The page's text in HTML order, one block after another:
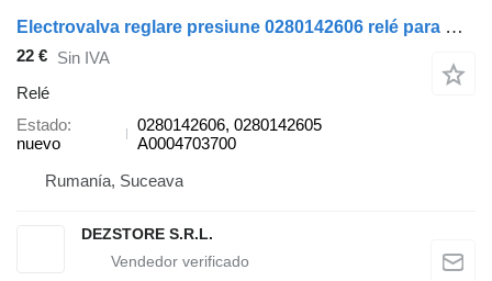
Electrovalva reglare presiune 0280142606 relé para Mercedes-Benz E CLASS coche
22 € Sin IVA
Relé
Estado
nuevo
0280142606, 0280142605
A0004703700
Rumanía, Suceava
DEZSTORE S.R.L.